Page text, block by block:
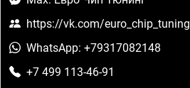
https://vk.com/euro_chip_tuning
WhatsApp: +79317082148
+7 499 113-46-91